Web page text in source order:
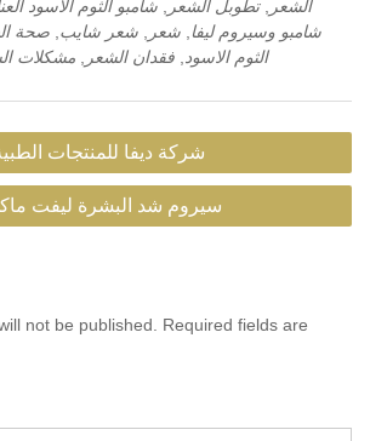
الشعر
,تطوبل الشعر شامبو الثوم الاسود
شامبو وسيروم ليفا
شعر شعر شايب صحة
الثوم الاسود
فقدان الشعر مشكلات
شركة ديفا للمنتجات
سيروم شد البشرة ليفت
not be published.
Required fields are